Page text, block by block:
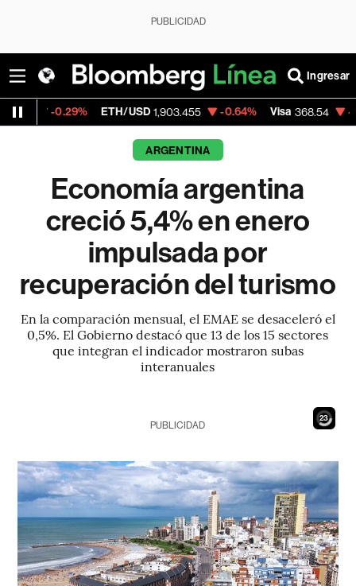
PUBLICIDAD
Ingresar
ETH/USD 1,903.455 -0.64% Visa 368.54 -0.28%
ARGENTINA
Economía argentina
creció 5,4% en enero
impulsada por
recuperación del turismo
En la comparación mensual, el EMAE se desaceleró el
0,5%. El Gobierno destacó que 13 de los 15 sectores
que integran el indicador mostraron subas
interanuales
21
PUBLICIDAD